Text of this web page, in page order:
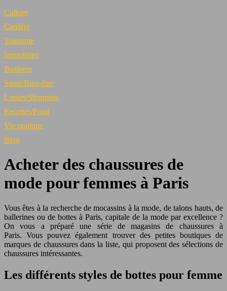
Culture
Carrière
Tourisme
Immobilier
Business
Santé/Bien-être
Loisirs/Shopping
Recettes/Food
Vie pratique
Blog
Acheter des chaussures de
mode pour femmes à Paris
Vous êtes à la recherche de mocassins à la mode, de talons hauts, de
ballerines ou de bottes à Paris, capitale de la mode par excellence ?
On vous a préparé une série de magasins de chaussures à
Paris. Vous pouvez également trouver des petites boutiques de
marques de chaussures dans la liste, qui proposent des sélections de
chaussures intéressantes.
Les différents styles de bottes pour femme